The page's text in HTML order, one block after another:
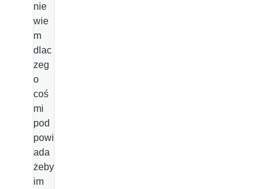
nie
wie
m
dlac
zeg
o
coś
mi
pod
powi
ada
żeby
im